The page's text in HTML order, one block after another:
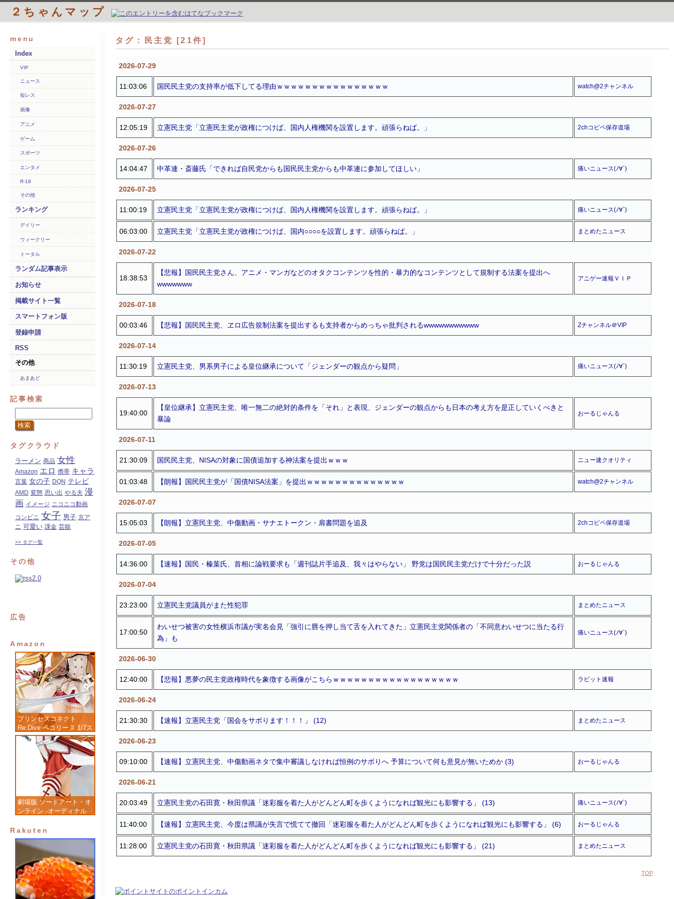
２ちゃんマップ
menu
Index
VIP
ニュース
短レス
画像
アニメ
ゲーム
スポーツ
エンタメ
R-18
その他
ランキング
デイリー
ウィークリー
トータル
ランダム記事表示
お知らせ
掲載サイト一覧
スマートフォン版
登録申請
RSS
その他
あまあど
記事検索
タグクラウド
ラーメン 商品 女性
Amazon エロ 携帯 キャラ
言葉 女の子 DQN テレビ
AMD 変態 思い出 やる夫 漫
画 イメージ ニコニコ動画
コンビニ 女子 男子 京ア
ニ 可愛い 課金 芸能
>> タグ一覧
その他
広告
Amazon
プリンセスコネクト
Re:Dive ペコリーヌ 1/7ス
ケール 塗装済み完成品フ
ィギュア
劇場版 ソードアート・オ
ンライン -オーディナル
成品フィギュア
Rakuten
タグ：民主党 [21件]
2026-07-29
11:03:06 国民民主党の支持率が低下してる理由ｗｗｗｗｗｗｗｗｗｗｗｗｗｗｗｗ watch@2チャンネル
2026-07-27
12:05:19 立憲民主党「立憲民主党が政権につけば、国内人権機関を設置します。頑張らねば。」 2chコピペ保存道場
2026-07-26
14:04:47 中革連・斎藤氏「できれば自民党からも国民民主党からも中革連に参加してほしい」 痛いニュース(ﾉ∀`)
2026-07-25
11:00:19 立憲民主党「立憲民主党が政権につけば、国内人権機関を設置します。頑張らねば。」 痛いニュース(ﾉ∀`)
06:03:00 立憲民主党「立憲民主党が政権につけば、国内○○○○を設置します。頑張らねば。」 まとめたニュース
2026-07-22
18:38:53
【悲報】国民民主党さん、アニメ・マンガなどのオタクコンテンツを性的・暴力的なコンテンツとして規制する法案を提出へ
wwwwwww
アニゲー速報ＶＩＰ
2026-07-18
00:03:46 【悲報】国民民主党、ヱロ広告規制法案を提出するも支持者からめっちゃ批判されるwwwwwwwwwww Zチャンネル＠VIP
2026-07-14
11:30:19 立憲民主党、男系男子による皇位継承について「ジェンダーの観点から疑問」 痛いニュース(ﾉ∀`)
2026-07-13
19:40:00
【皇位継承】立憲民主党、唯一無二の絶対的条件を「それ」と表現、ジェンダーの観点からも日本の考え方を是正していくべきと
暴論
おーるじゃんる
2026-07-11
21:30:09 国民民主党、NISAの対象に国債追加する神法案を提出ｗｗｗ ニュー速クオリティ
01:03:48 【朗報】国民民主党が「国債NISA法案」を提出ｗｗｗｗｗｗｗｗｗｗｗｗｗｗ watch@2チャンネル
2026-07-07
15:05:03 【朗報】立憲民主党、中傷動画・サナエトークン・肩書問題を追及 2chコピペ保存道場
2026-07-05
14:36:00 【速報】国民・榛葉氏、首相に論戦要求も「週刊誌片手追及、我々はやらない」 野党は国民民主党だけで十分だった説 おーるじゃんる
2026-07-04
23:23:00 立憲民主党議員がまた性犯罪 まとめたニュース
17:00:50
わいせつ被害の女性横浜市議が実名会見「強引に唇を押し当て舌を入れてきた」立憲民主党関係者の「不同意わいせつに当たる行
為」も
痛いニュース(ﾉ∀`)
2026-06-30
12:40:00 【悲報】悪夢の民主党政権時代を象徴する画像がこちらｗｗｗｗｗｗｗｗｗｗｗｗｗｗｗｗｗｗ ラビット速報
2026-06-24
21:30:30 【速報】立憲民主党「国会をサボります！！！」 (12) まとめたニュース
2026-06-23
09:10:00 【速報】立憲民主党、中傷動画ネタで集中審議しなければ恒例のサボりへ 予算について何も意見が無いためか (3) おーるじゃんる
2026-06-21
20:03:49 立憲民主党の石田寛・秋田県議「迷彩服を着た人がどんどん町を歩くようになれば観光にも影響する」 (13) 痛いニュース(ﾉ∀`)
11:40:00 【速報】立憲民主党、今度は県議が失言で慌てて撤回「迷彩服を着た人がどんどん町を歩くようになれば観光にも影響する」 (6) おーるじゃんる
11:28:00 立憲民主党の石田寛・秋田県議「迷彩服を着た人がどんどん町を歩くようになれば観光にも影響する」 (21) まとめたニュース
TOP